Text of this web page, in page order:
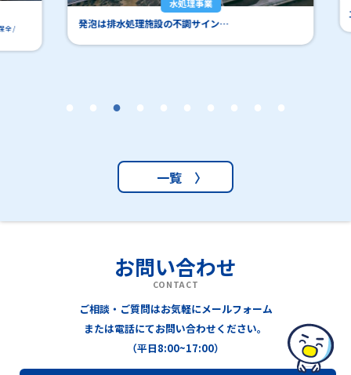
水処理事業
発泡は排水処理施設の不調サイン…
工
一覧 〉
お問い合わせ
CONTACT
ご相談・ご質問はお気軽にメールフォーム
または電話にてお問い合わせください。
（平日8:00~17:00）